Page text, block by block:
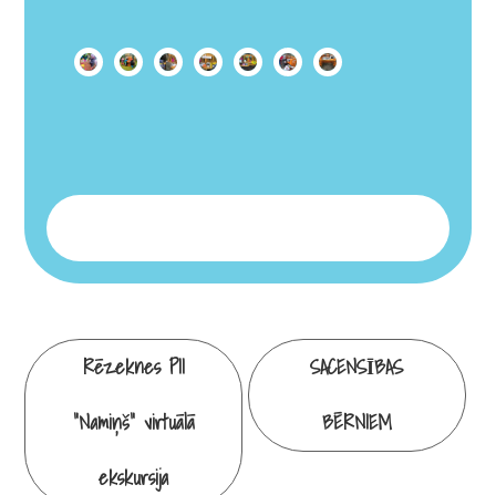
Continue
Reading
Rēzeknes PII
“Namiņš” virtuālā
ekskursija
SACENSĪBAS
BĒRNIEM